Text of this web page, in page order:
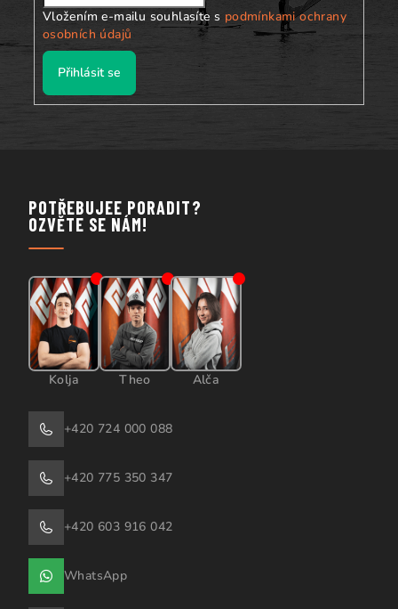
Vložením e-mailu souhlasíte s podmínkami ochrany
osobních údajů
Přihlásit se
POTŘEBUJEE PORADIT?
OZVĚTE SE NÁM!
Kolja Theo Alča
+420 724 000 088
+420 775 350 347
+420 603 916 042
WhatsApp